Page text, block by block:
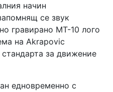
начин
се звук
гравирано MT-10 лого
на Akrapovic
за движение
едновременно с